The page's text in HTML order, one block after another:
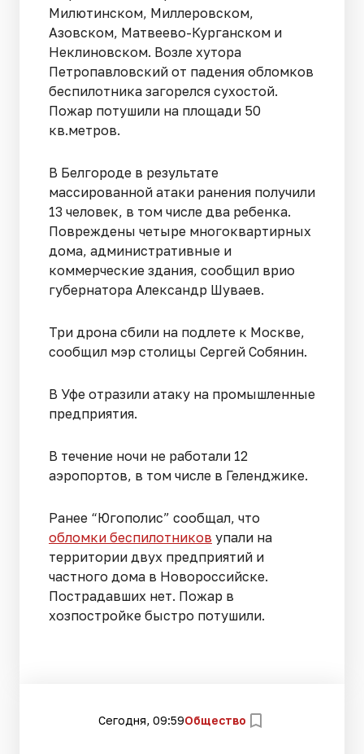
Милютинском, Миллеровском,
Азовском, Матвеево-Курганском и
Неклиновском. Возле хутора
Петропавловский от падения обломков
беспилотника загорелся сухостой.
Пожар потушили на площади 50
кв.метров.
В Белгороде в результате
массированной атаки ранения получили
13 человек, в том числе два ребенка.
Повреждены четыре многоквартирных
дома, административные и
коммерческие здания, сообщил врио
губернатора Александр Шуваев.
Три дрона сбили на подлете к Москве,
сообщил мэр столицы Сергей Собянин.
В Уфе отразили атаку на промышленные
предприятия.
В течение ночи не работали 12
аэропортов, в том числе в Геленджике.
Ранее “Югополис” сообщал, что
обломки беспилотников упали на
территории двух предприятий и
частного дома в Новороссийске.
Пострадавших нет. Пожар в
хозпостройке быстро потушили.
Сегодня, 09:59Общество